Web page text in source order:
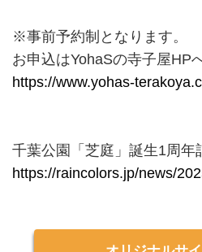
※事前予約制となります。
お申込はYohaSの寺子屋HP
https://www.yohas-
千葉公園「芝庭」誕生1周年
https://raincolors.jp/news/